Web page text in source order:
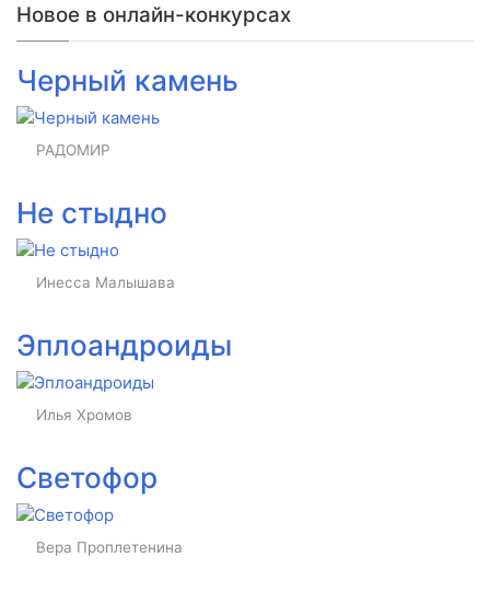
Новое в онлайн-конкурсах
Черный камень
РАДОМИР
Не стыдно
Инесса Малышава
Эплоандроиды
Илья Хромов
Светофор
Вера Проплетенина